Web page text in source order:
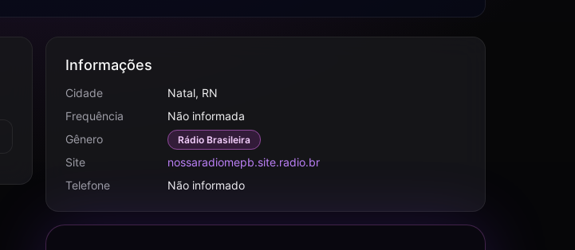
Informações
Cidade
Natal, RN
Frequência
Não informada
Gênero
Rádio Brasileira
Site
nossaradiomepb.site.radio.br
Telefone
Não informado